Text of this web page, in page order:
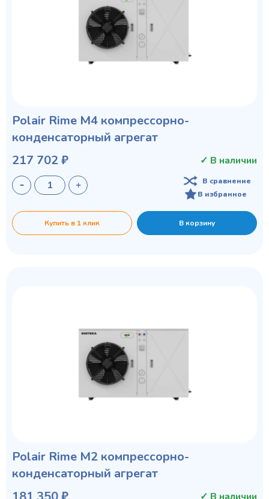
Polair Rime M4 компрессорно-
конденсаторный агрегат
217 702 ₽
✓ В наличии
В сравнение
В избранное
Купить в 1 клик В корзину
Polair Rime M2 компрессорно-
конденсаторный агрегат
✓ В наличии